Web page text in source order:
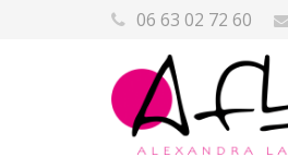
06 63 02 72 60